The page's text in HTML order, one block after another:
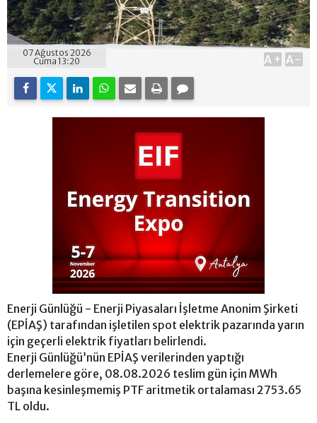
07 Ağustos 2026
Cuma 13:20
A+ A-
Enerji Günlüğü - Enerji Piyasaları İşletme Anonim Şirketi
(EPİAŞ) tarafından işletilen spot elektrik pazarında yarın
için geçerli elektrik fiyatları belirlendi.
Enerji Günlüğü’nün EPİAŞ verilerinden yaptığı
derlemelere göre, 08.08.2026 teslim gün için MWh
başına kesinleşmemiş PTF aritmetik ortalaması 2753.65
TL oldu.